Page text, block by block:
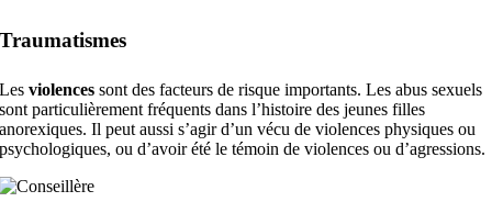
Traumatismes
Lesviolences sont des facteurs de risque importants. Les abus sexuels
sont particulièrement fréquents dans l’histoire des jeunes filles
anorexiques. Il peut aussi s’agir d’un vécu de violences physiques ou
psychologiques, ou d’avoir été le témoin de violences ou d’agressions.